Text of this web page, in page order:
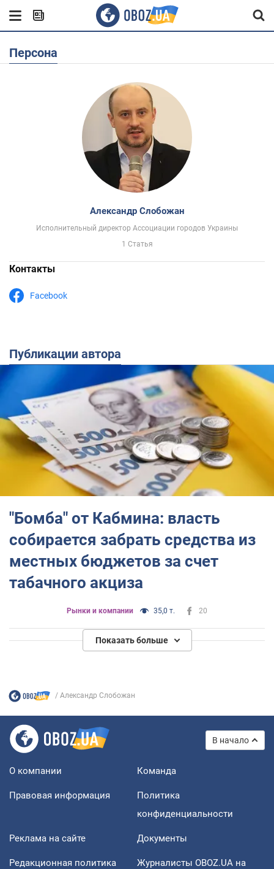
Персона
Александр Слобожан
Исполнительный директор Ассоциации городов Украины
1 Статья
Контакты
Facebook
Публикации автора
"Бомба" от Кабмина: власть
собирается забрать средства из
местных бюджетов за счет
табачного акциза
Рынки и компании 35,0 т. 20
Показать больше
Александр Слобожан
В начало
О компании Команда
Правовая информация
Политика
конфиденциальности
Реклама на сайте Документы
Редакционная политика
Журналисты OBOZ.UA на